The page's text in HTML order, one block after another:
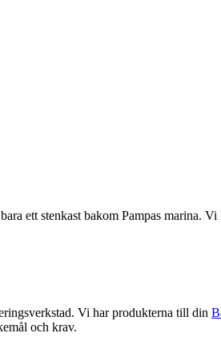
ett stenkast bakom Pampas marina.
Vi har produkterna till din
och krav.